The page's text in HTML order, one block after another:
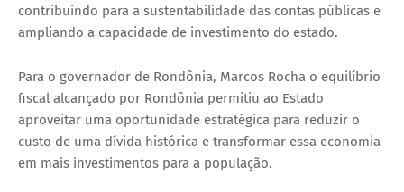
contribuindo para a sustentabilidade das contas públicas e
ampliando a capacidade de investimento do estado.
Para o governador de Rondônia, Marcos Rocha o equilíbrio
fiscal alcançado por Rondônia permitiu ao Estado
aproveitar uma oportunidade estratégica para reduzir o
custo de uma dívida histórica e transformar essa economia
em mais investimentos para a população.